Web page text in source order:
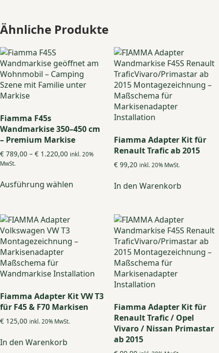
Ähnliche Produkte
Fiamma F45s
Wandmarkise 350–450 cm
– Premium Markise
€ 789,00 – € 1.220,00Preisspanne:
€ 1.220,00
inkl. 20%
MwSt.
Ausführung wählen
Die
auf
Produktseite
gewählt
Fiamma Adapter Kit für
Renault Trafic ab 2015
€99,20 inkl. 20% MwSt.
In den Warenkorb
Fiamma Adapter Kit VW T3
für F45 & F70 Markisen
€ 125,00 inkl. 20% MwSt.
In den Warenkorb
Fiamma Adapter Kit für
Renault Trafic / Opel
Vivaro / Nissan Primastar
ab 2015